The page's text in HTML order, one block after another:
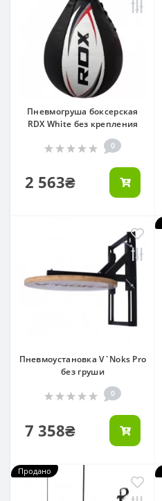
Пневмогруша боксерская
RDX White без крепления
0
2 563₴
Пневмоустановка V`Noks Pro
без груши
0
7 358₴
Продано